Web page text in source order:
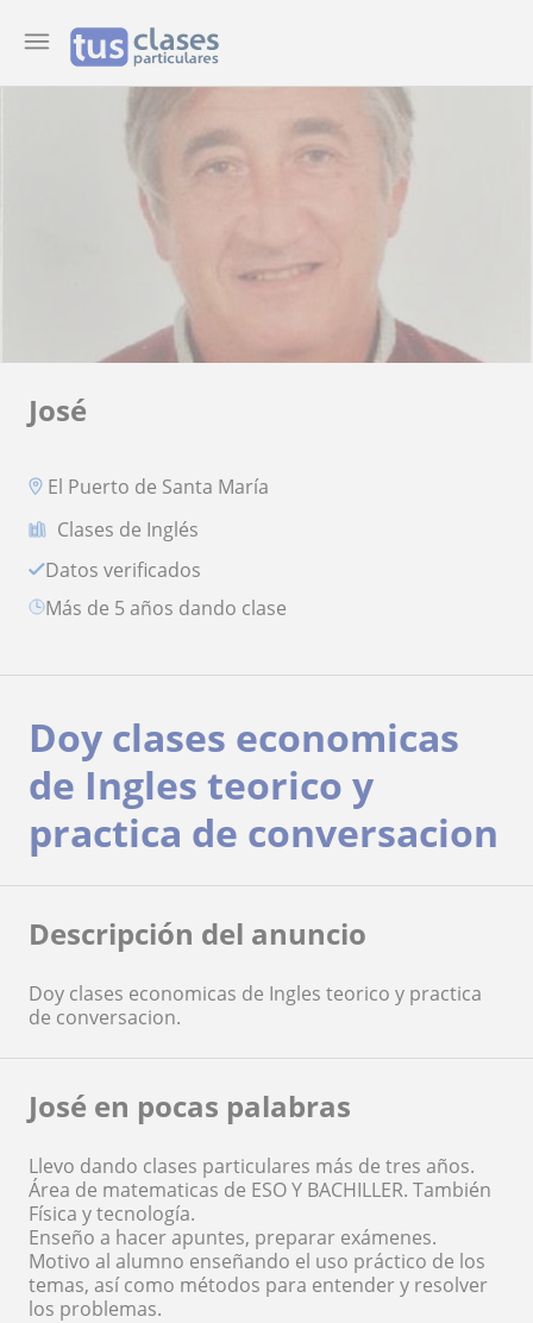
José
El Puerto de Santa María
Clases de Inglés
Datos verificados
más de 5 años dando clase
Doy clases economicas
de Ingles teorico y
practica de conversacion
Descripción del anuncio
Doy clases economicas de Ingles teorico y practica
de conversacion.
José en pocas palabras
Llevo dando clases particulares más de tres años.
Área de matematicas de ESO Y BACHILLER. También
Física y tecnología.
Enseño a hacer apuntes, preparar exámenes.
Motivo al alumno enseñando el uso práctico de los
temas, así como métodos para entender y resolver
los problemas.